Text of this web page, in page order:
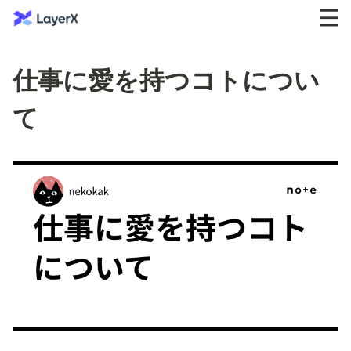
仕事に愛を持つコトについ
て